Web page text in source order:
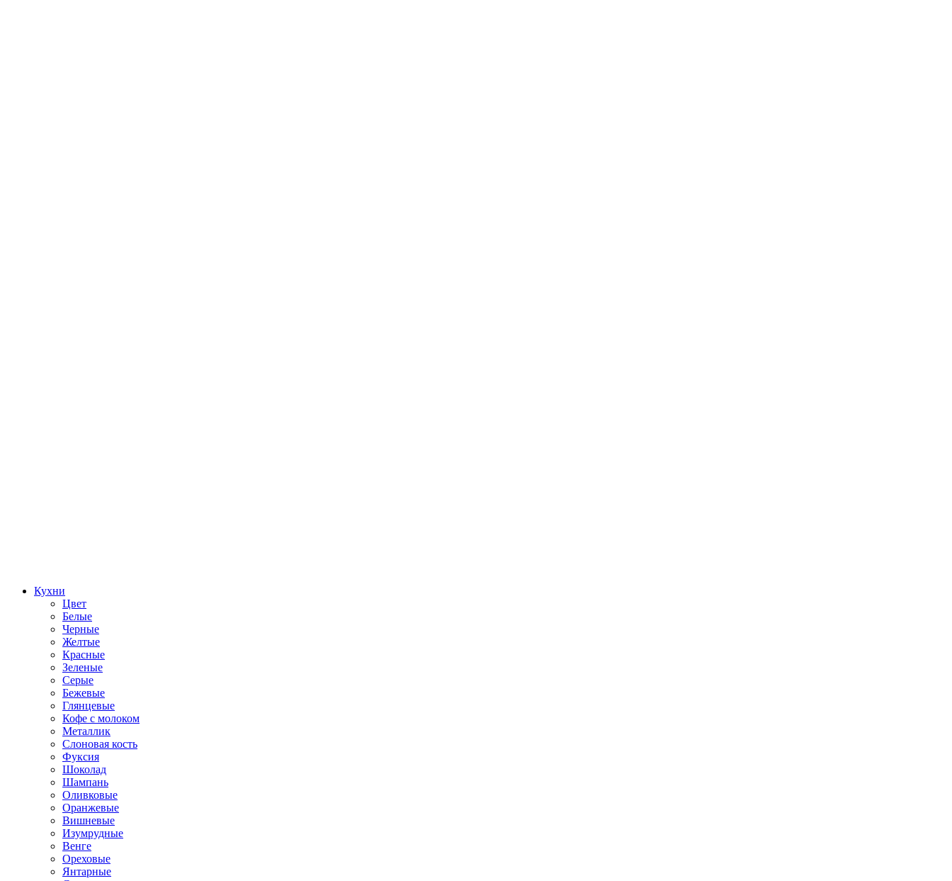
Кухни
Цвет
Белые
Черные
Желтые
Красные
Зеленые
Серые
Бежевые
Глянцевые
Кофе с молоком
Металлик
Слоновая кость
Фуксия
Шоколад
Шампань
Оливковые
Оранжевые
Вишневые
Изумрудные
Венге
Ореховые
Янтарные